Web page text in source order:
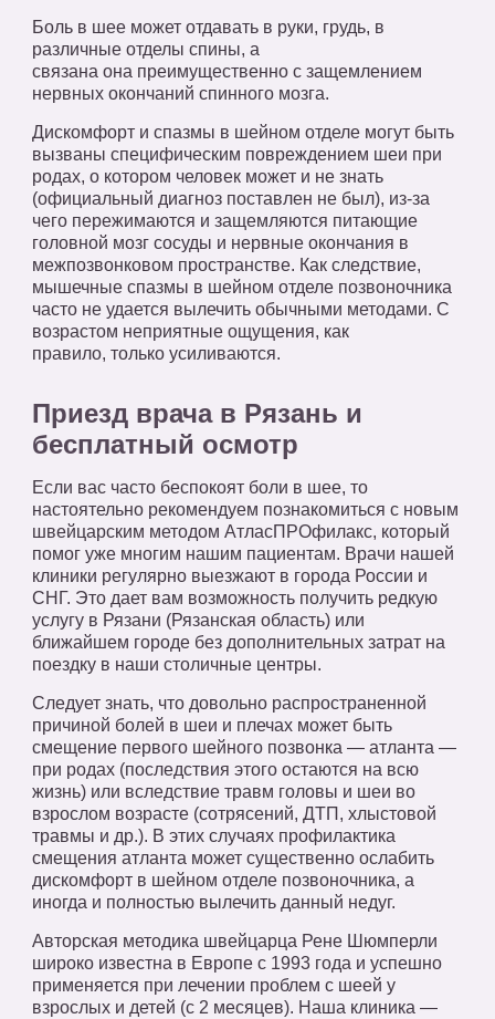
Боль в шее может отдавать в руки, грудь, в
различные отделы спины, а
связана она преимущественно с защемлением
нервных окончаний спинного мозга.
Дискомфорт и спазмы в шейном отделе могут быть
вызваны специфическим повреждением шеи при
родах, о котором человек может и не знать
(официальный диагноз поставлен не был), из-за
чего пережимаются и защемляются питающие
головной мозг сосуды и нервные окончания в
межпозвонковом пространстве. Как следствие,
мышечные спазмы в шейном отделе позвоночника
часто не удается вылечить обычными методами. С
возрастом неприятные ощущения, как
правило, только усиливаются.
Приезд врача в Рязань и
бесплатный осмотр
Если вас часто беспокоят боли в шее, то
настоятельно рекомендуем познакомиться с новым
швейцарским методом АтласПРОфилакс, который
помог уже многим нашим пациентам. Врачи нашей
клиники регулярно выезжают в города России и
СНГ. Это дает вам возможность получить редкую
услугу в Рязани (Рязанская область) или
ближайшем городе без дополнительных затрат на
поездку в наши столичные центры.
Следует знать, что довольно распространенной
причиной болей в шеи и плечах может быть
смещение первого шейного позвонка — атланта —
при родах (последствия этого остаются на всю
жизнь) или вследствие травм головы и шеи во
взрослом возрасте (сотрясений, ДТП, хлыстовой
травмы и др.). В этих случаях профилактика
смещения атланта может существенно ослабить
дискомфорт в шейном отделе позвоночника, а
иногда и полностью вылечить данный недуг.
Авторская методика швейцарца Рене Шюмперли
широко известна в Европе с 1993 года и успешно
применяется при лечении проблем с шеей у
взрослых и детей (с 2 месяцев). Наша клиника —